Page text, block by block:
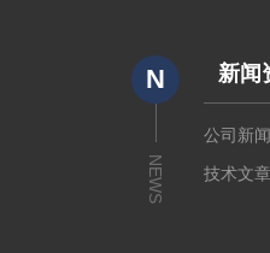
N
NEWS
新闻
公司新
技术文